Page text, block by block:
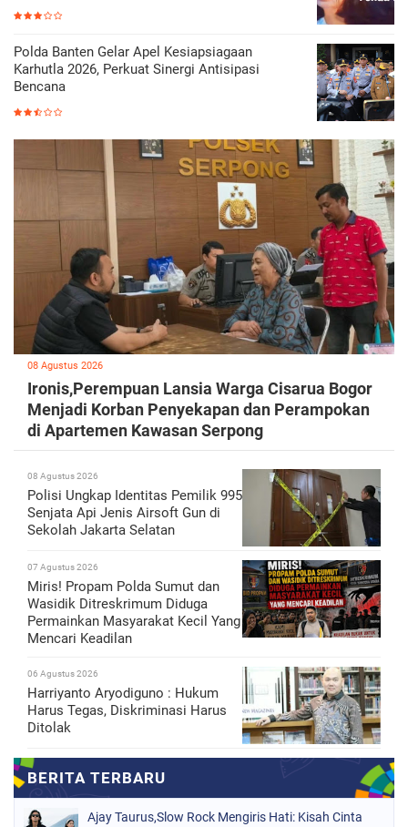
Polda Banten Gelar Apel Kesiapsiagaan
Karhutla 2026, Perkuat Sinergi Antisipasi
Bencana
08 Agustus 2026
Ironis,Perempuan Lansia Warga Cisarua Bogor
Menjadi Korban Penyekapan dan Perampokan
di Apartemen Kawasan Serpong
08 Agustus 2026
Polisi Ungkap Identitas Pemilik 995
Senjata Api Jenis Airsoft Gun di
Sekolah Jakarta Selatan
07 Agustus 2026
Miris! Propam Polda Sumut dan
Wasidik Ditreskrimum Diduga
Permainkan Masyarakat Kecil Yang
Mencari Keadilan
06 Agustus 2026
Harriyanto Aryodiguno : Hukum
Harus Tegas, Diskriminasi Harus
Ditolak
Ajay Taurus,Slow Rock Mengiris Hati: Kisah Cinta